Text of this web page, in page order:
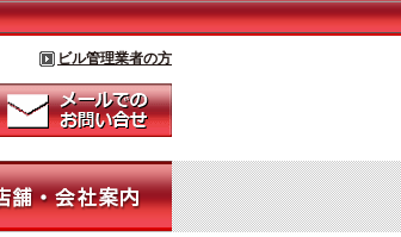
ビル管理業者の方